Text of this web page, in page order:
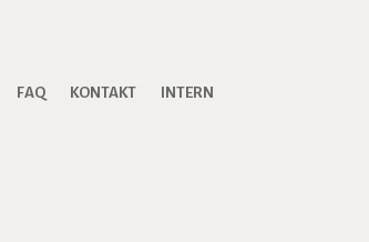
FAQ KONTAKT INTERN